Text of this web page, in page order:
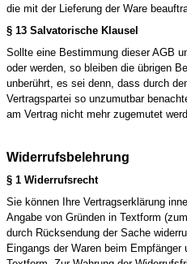
die mit der Lieferung der Ware
§ 13 Salvatorische Klausel
Sollte eine Bestimmung dieser AGB
oder werden, so bleiben die übrigen
unberührt, es sei denn, dass durch
Vertragspartei so unzumutbar
am Vertrag nicht mehr zugemutet
Widerrufsbelehrung
§ 1 Widerrufsrecht
Sie können Ihre Vertragserklärung
Angabe von Gründen in Textform
durch Rücksendung der Sache
Eingangs der Waren beim